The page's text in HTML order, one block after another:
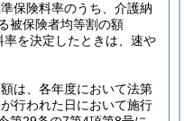
保険料率のうち、介護納
被保険者均等割の額
率を決定したときは、速や
は、各年度において法第
行われた日において施行